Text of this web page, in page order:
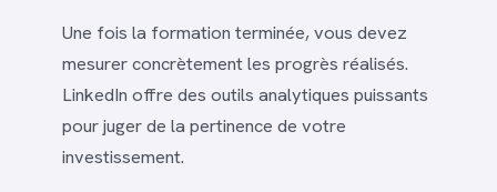
Une fois la formation terminée, vous devez
mesurer concrètement les progrès réalisés.
LinkedIn offre des outils analytiques puissants
pour juger de la pertinence de votre
investissement.